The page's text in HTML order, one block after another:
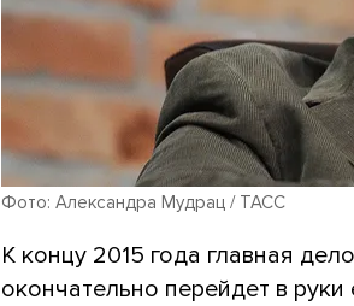
Фото: Александра Мудрац / ТАСС
К концу 2015 года главная
окончательно перейдет в